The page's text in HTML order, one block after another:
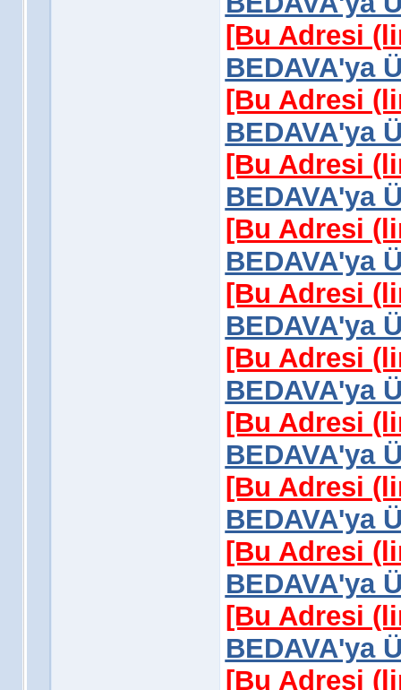
[Bu Adresi
BEDAVA'ya
[Bu Adresi
BEDAVA'ya
[Bu Adresi
BEDAVA'ya
[Bu Adresi
BEDAVA'ya
[Bu Adresi
BEDAVA'ya
[Bu Adresi
BEDAVA'ya
[Bu Adresi
BEDAVA'ya
[Bu Adresi
BEDAVA'ya
[Bu Adresi
BEDAVA'ya
[Bu Adresi
BEDAVA'ya
[Bu Adresi